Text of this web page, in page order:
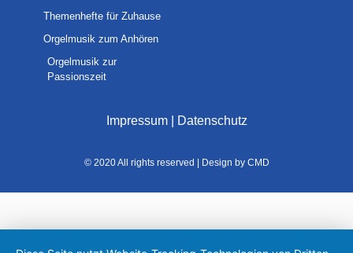
Themenhefte für Zuhause
Orgelmusik zum Anhören
Orgelmusik zur
Passionszeit
Impressum| Datenschutz
© 2020 All rights reserved | Design by CMD